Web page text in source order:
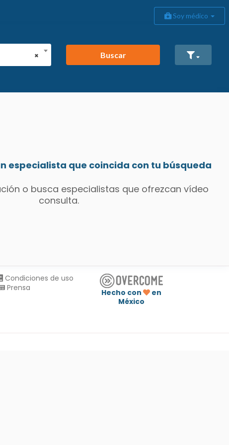
Soy médico
×
Buscar
especialista que coincida con tu búsqueda
o busca especialistas que ofrezcan vídeo
consulta.
Condiciones de uso
Prensa
Hecho con
en
México